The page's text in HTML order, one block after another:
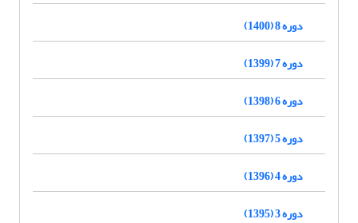
دوره 8 (1400)
دوره 7 (1399)
دوره 6 (1398)
دوره 5 (1397)
دوره 4 (1396)
دوره 3 (1395)